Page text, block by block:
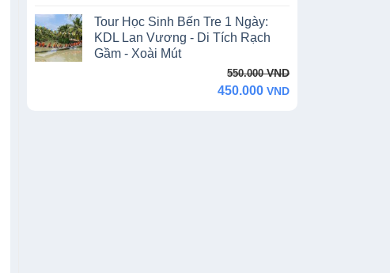
550.000 VND.
450.000 VND.
Tour Học Sinh Bến Tre 1 Ngày:
KDL Lan Vương - Di Tích Rạch
Gầm - Xoài Mút
550.000VND
450.000 VND